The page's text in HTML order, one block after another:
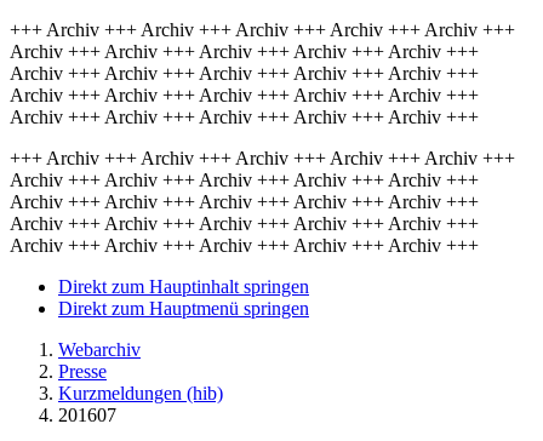
+++ Archiv +++ Archiv +++ Archiv +++ Archiv +++ Archiv +++
Archiv +++ Archiv +++ Archiv +++ Archiv +++ Archiv +++
Archiv +++ Archiv +++ Archiv +++ Archiv +++ Archiv +++
Archiv +++ Archiv +++ Archiv +++ Archiv +++ Archiv +++
Archiv +++ Archiv +++ Archiv +++ Archiv +++ Archiv +++
+++ Archiv +++ Archiv +++ Archiv +++ Archiv +++ Archiv +++
Archiv +++ Archiv +++ Archiv +++ Archiv +++ Archiv +++
Archiv +++ Archiv +++ Archiv +++ Archiv +++ Archiv +++
Archiv +++ Archiv +++ Archiv +++ Archiv +++ Archiv +++
Archiv +++ Archiv +++ Archiv +++ Archiv +++ Archiv +++
Direkt zum Hauptinhalt springen
Direkt zum Hauptmenü springen
Webarchiv
Presse
Kurzmeldungen (hib)
201607